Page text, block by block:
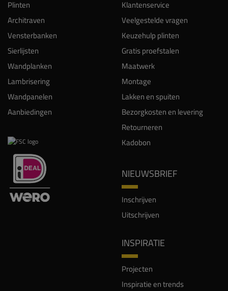
Plinten
Architraven
Vensterbanken
Sierlijsten
Wandplanken
Lambrisering
Wandpanelen
Aanbiedingen
Klantenservice
Veelgestelde vragen
Keuzehulp plinten
Gratis proefstalen
Maatwerk
Montage
Lakken en spuiten
Bezorgkosten en levering
Retourneren
Kadobon
NIEUWSBRIEF
Inschrijven
Uitschrijven
INSPIRATIE
Projecten
Inspiratie en trends